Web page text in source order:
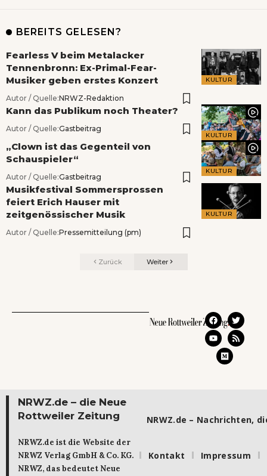
BEREITS GELESEN?
KULTUR
Fearless V beim Metalacker
Tennenbronn: Ex-Primal-Fear-
Musiker geben erstes Konzert
Autor / Quelle:NRWZ-Redaktion
KULTUR
Kann das Publikum noch Theater?
Autor / Quelle:Gastbeitrag
KULTUR
„Clown ist das Gegenteil von
Schauspieler“
Autor / Quelle:Gastbeitrag
KULTUR
Musikfestival Sommersprossen
feiert Erich Hauser mit
zeitgenössischer Musik
Autor / Quelle:Pressemitteilung (pm)
Zurück Weiter
NRWZ.de – die Neue
Rottweiler Zeitung
NRWZ.de ist die Website der
NRWZ Verlag GmbH & Co. KG.
NRWZ, das bedeutet Neue
NRWZ.de – Nachrichten,
Kontakt Impressum